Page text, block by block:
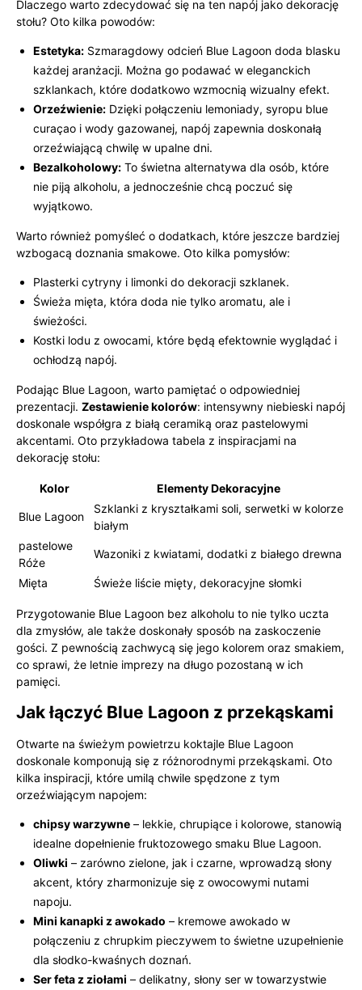
Dlaczego warto zdecydować się na ten napój jako dekorację
stołu? Oto kilka powodów:
Estetyka: Szmaragdowy odcień Blue Lagoon doda blasku
każdej aranżacji. Można go podawać w eleganckich
szklankach, które dodatkowo wzmocnią wizualny efekt.
Orzeźwienie: Dzięki połączeniu lemoniady, syropu blue
curaçao i wody gazowanej, napój zapewnia doskonałą
orzeźwiającą chwilę w upalne dni.
Bezalkoholowy: To świetna alternatywa dla osób, które
nie piją alkoholu, a jednocześnie chcą poczuć się
wyjątkowo.
Warto również pomyśleć o dodatkach, które jeszcze bardziej
wzbogacą doznania smakowe. Oto kilka pomysłów:
Plasterki cytryny i limonki do dekoracji szklanek.
Świeża mięta, która doda nie tylko aromatu, ale i
świeżości.
Kostki lodu z owocami, które będą efektownie wyglądać i
ochłodzą napój.
Podając Blue Lagoon, warto pamiętać o odpowiedniej
prezentacji. Zestawienie kolorów: intensywny niebieski napój
doskonale współgra z białą ceramiką oraz pastelowymi
akcentami. Oto przykładowa tabela z inspiracjami na
dekorację stołu:
Kolor Elementy Dekoracyjne
Blue Lagoon
Szklanki z kryształkami soli, serwetki w kolorze
białym
pastelowe
Róże
Wazoniki z kwiatami, dodatki z białego drewna
Mięta Świeże liście mięty, dekoracyjne słomki
Przygotowanie Blue Lagoon bez alkoholu to nie tylko uczta
dla zmysłów, ale także doskonały sposób na zaskoczenie
gości. Z pewnością zachwycą się jego kolorem oraz smakiem,
co sprawi, że letnie imprezy na długo pozostaną w ich
pamięci.
Jak łączyć Blue Lagoon z przekąskami
Otwarte na świeżym powietrzu koktajle Blue Lagoon
doskonale komponują się z różnorodnymi przekąskami. Oto
kilka inspiracji, które umilą chwile spędzone z tym
orzeźwiającym napojem:
chipsy warzywne – lekkie, chrupiące i kolorowe, stanowią
idealne dopełnienie fruktozowego smaku Blue Lagoon.
Oliwki – zarówno zielone, jak i czarne, wprowadzą słony
akcent, który zharmonizuje się z owocowymi nutami
napoju.
Mini kanapki z awokado – kremowe awokado w
połączeniu z chrupkim pieczywem to świetne uzupełnienie
dla słodko-kwaśnych doznań.
Ser feta z ziołami – delikatny, słony ser w towarzystwie